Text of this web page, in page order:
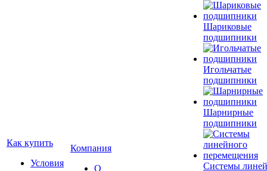
Как купить
Условия
Компания
О
Шариковые
подшипники
Игольчатые
подшипники
Шарнирные
подшипники
Системы